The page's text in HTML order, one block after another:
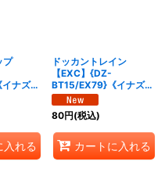
プ
ナズマ
入れる
ドッカントレイン
【EXC】{DZ-
BT15/EX79}《イナズマ
イレブン》
80円(税込)
カートに入れる